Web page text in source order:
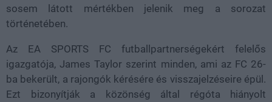
sosem látott mértékben jelenik meg a sorozat
történetében.
Az EA SPORTS FC futballpartnerségekért felelős
igazgatója, James Taylor szerint minden, ami az FC 26-
ba bekerült, a rajongók kérésére és visszajelzéseire épül.
Ezt bizonyítják a közönség által régóta hiányolt